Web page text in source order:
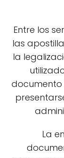
Entre los
las
la
documento
La